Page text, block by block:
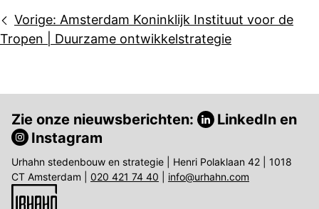
Bericht
navigatie
Vorige: Amsterdam Koninklijk Instituut voor de
Tropen | Duurzame ontwikkelstrategie
Zie onze nieuwsberichten: LinkedIn en
Instagram
Urhahn stedenbouw en strategie | Henri Polaklaan 42 | 1018
CT Amsterdam | 020 421 74 40 info@urhahn.com